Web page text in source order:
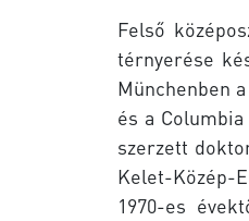
Felső
térnyerése
Münchenben
és a
szerzett
Kelet-Közép-
1970-es